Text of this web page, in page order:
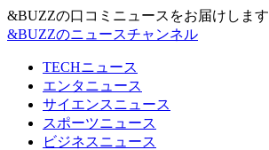
&BUZZの口コミニュースをお届けします
&BUZZのニュースチャンネル
TECHニュース
エンタニュース
サイエンスニュース
スポーツニュース
ビジネスニュース